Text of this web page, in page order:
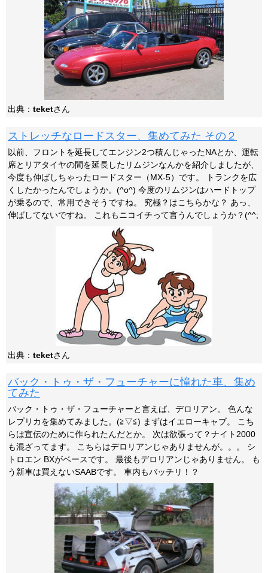
出典： teketさん
ストレッチなロードスター、集めてみた その２
以前、フロントを延長してエンジン2つ積んじゃったNAとか、運転
席とリアタイヤの間を延長したリムジンなんかを紹介しましたが、
今度も伸ばしちゃったロードスター（MX-5）です。 トランクを広
くしたかったんでしょうか。(^o^) 今度のリムジンはハードトップ
が乗るので、常用できそうですね。 究極？はこちらかな？ あっ、
伸ばしてないですね。 これもニコイチって言うんでしょうか？(^^;
出典： teketさん
バック・トゥ・ザ・フューチャーに憧れた車、集め
てみた
バック・トゥ・ザ・フューチャーと言えば、デロリアン。 色んな
レプリカを集めてみました。(≧▽≦) まずはイエローキャブ。 こち
らは宣伝のために作られたんだとか。 次は欲張って？ナイト2000
も混ざってます。 こちらはデロリアンじゃありませんが。。。 シ
トロエン BXがベースです。 最後もデロリアンじゃありません。 も
う新車は買えないSAABです。 車内もバッチリ！？